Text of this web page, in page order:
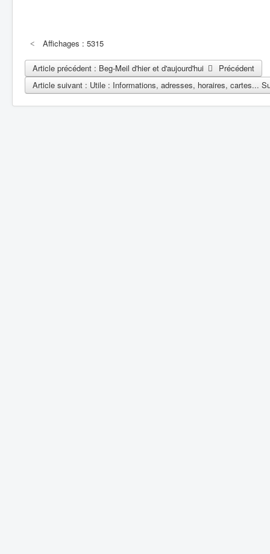
Affichages : 5315
Article précédent : Beg-Meil d'hier et d'aujourd'hui
Précédent
Article suivant : Utile : Informations, adresses, horaires, cartes...